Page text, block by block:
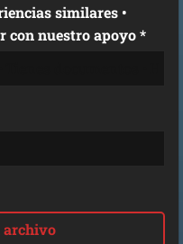
similares •
con nuestro apoyo *
archivo